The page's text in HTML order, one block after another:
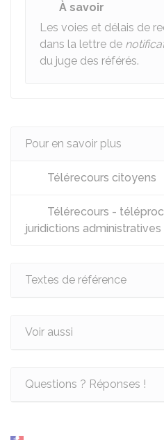
À savoir
Les voies et délais de
dans la lettre de
du juge des référés.
Pour en savoir plus
Télérecours citoyens
Télérecours -
juridictions administratives
Textes de référence
Voir aussi
Questions ? Réponses !